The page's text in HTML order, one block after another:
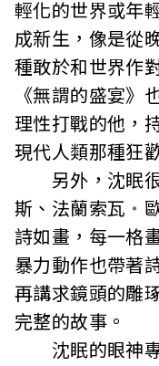
輕化的世界或年
成新生，像是從
種敢於和世界作
《無謂的盛宴》
理性打戰的他，
現代人類那種狂
另外，沈眠很
斯、法蘭索瓦 ・
詩如畫，每一格
暴力動作也帶著
再講求鏡頭的雕
完整的故事。
沈眠的眼神專